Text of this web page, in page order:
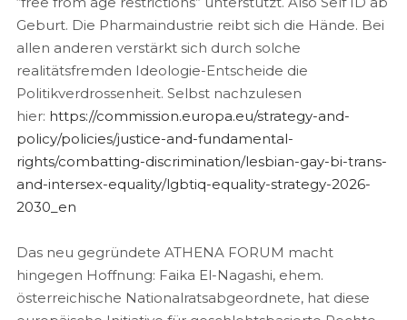
Geburt. Die Pharmaindustrie reibt sich die Hände. Bei
allen anderen verstärkt sich durch solche
realitätsfremden Ideologie-Entscheide die
Politikverdrossenheit. Selbst nachzulesen
hier: https://commission.europa.eu/strategy-and-
policy/policies/justice-and-fundamental-
rights/combatting-discrimination/lesbian-gay-bi-trans-
and-intersex-equality/lgbtiq-equality-strategy-2026-
2030_en
Das neu gegründete ATHENA FORUM macht
hingegen Hoffnung: Faika El-Nagashi, ehem.
österreichische Nationalratsabgeordnete, hat diese